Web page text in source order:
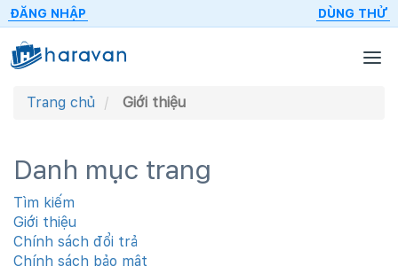
ĐĂNG NHẬP DÙNG THỬ
Trang chủ Giới thiệu
Danh mục trang
Tìm kiếm
Giới thiệu
Chính sách đổi trả
Chính sách bảo mật